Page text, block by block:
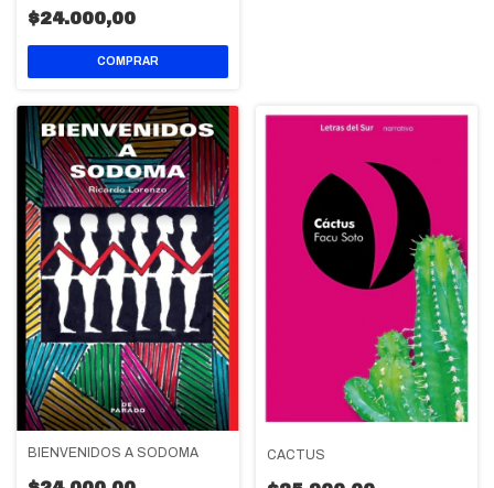
$24.000,00
BIENVENIDOS A SODOMA CACTUS